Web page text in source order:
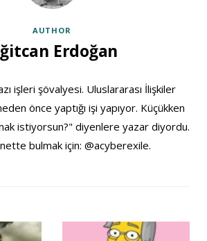
AUTHOR
Erdoğan
işleri şövalyesi. Uluslararası İlişkiler
önce yaptığı işi yapıyor. Küçükken
istiyorsun?" diyenlere yazar diyordu.
bulmak için: @acyberexile.